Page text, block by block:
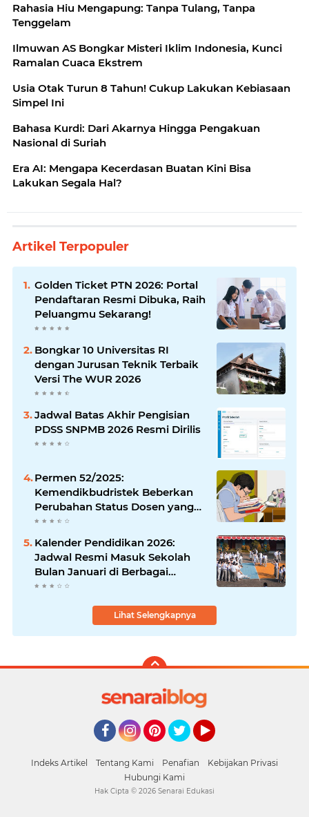
Rahasia Hiu Mengapung: Tanpa Tulang, Tanpa
Tenggelam
Ilmuwan AS Bongkar Misteri Iklim Indonesia, Kunci
Ramalan Cuaca Ekstrem
Usia Otak Turun 8 Tahun! Cukup Lakukan Kebiasaan
Simpel Ini
Bahasa Kurdi: Dari Akarnya Hingga Pengakuan
Nasional di Suriah
Era AI: Mengapa Kecerdasan Buatan Kini Bisa
Lakukan Segala Hal?
Artikel Terpopuler
Golden Ticket PTN 2026: Portal
Pendaftaran Resmi Dibuka, Raih
Peluangmu Sekarang!
Bongkar 10 Universitas RI
dengan Jurusan Teknik Terbaik
Versi The WUR 2026
Jadwal Batas Akhir Pengisian
PDSS SNPMB 2026 Resmi Dirilis
Permen 52/2025:
Kemendikbudristek Beberkan
Perubahan Status Dosen yang
Krusial
Kalender Pendidikan 2026:
Jadwal Resmi Masuk Sekolah
Bulan Januari di Berbagai
Daerah
Lihat Selengkapnya
Indeks Artikel Tentang Kami Penafian
Kebijakan Privasi
Hubungi Kami
Hak Cipta © 2026 Senarai Edukasi